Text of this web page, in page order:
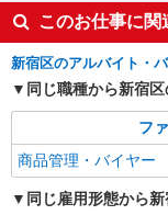
このお仕事に
新宿区のアルバイト・
同じ職種から新宿
フ
商品管理・バイヤー
同じ雇用形態から